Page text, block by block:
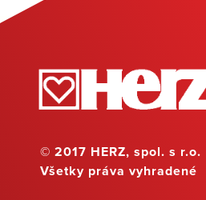
© 2017 HERZ, spol. s r.o.
Všetky práva vyhradené